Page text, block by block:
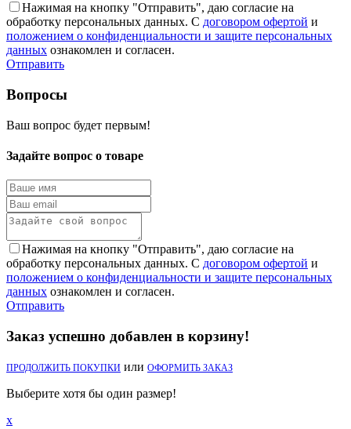
Нажимая на кнопку "Отправить", даю согласие на
обработку персональных данных. С договором офертой и
положением о конфиденциальности и защите персональных
данных ознакомлен и согласен.
Отправить
Вопросы
Ваш вопрос будет первым!
Задайте вопрос о товаре
Нажимая на кнопку "Отправить", даю согласие на
обработку персональных данных. С договором офертой и
положением о конфиденциальности и защите персональных
данных ознакомлен и согласен.
Отправить
Заказ успешно добавлен в корзину!
ПРОДОЛЖИТЬ ПОКУПКИ или ОФОРМИТЬ ЗАКАЗ
Выберите хотя бы один размер!
x